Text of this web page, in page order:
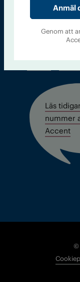
Chefredaktör och
Läs
nummer
Accent
©
Genom att